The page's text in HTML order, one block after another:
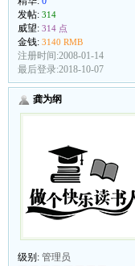
发帖: 314
威望: 314 点
金钱: 3140 RMB
注册时间:2008-01-14
最后登录:2018-10-07
龚为纲
级别: 管理员